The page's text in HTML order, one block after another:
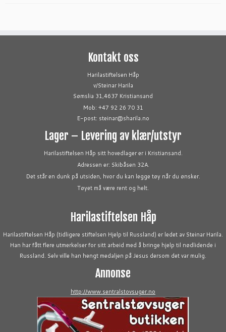
Kontakt oss
Harilastiftelsen Håp
v/Steinar Harila
Sømslia 31,4637 Kristiansand
Mob: +47 92 26 70 31
E-post: steinar@sharila.no
Lager – Levering av klær/utstyr
Harilastiftelsen Håp sitt hovedlager er i Kristiansand.
Adressen er: Skibåsen 32A.
Det står en dunk på utsiden, hvor du kan legge tøy når du ønsker.
Tøyet må være rent og helt.
Harilastiftelsen Håp
Harilastiftelsen Håp (tidligere stiftelsen Hjelp til Russland) er ledet av Steinar Harila.
Han har fått flere utmerkelser for sitt arbeid med å bringe hjelp til nødlidende i
Russland. Selv ville han hengt medaljen på Jesus dersom det var mulig.
Annonse
http://www.sentralstovsuger.no